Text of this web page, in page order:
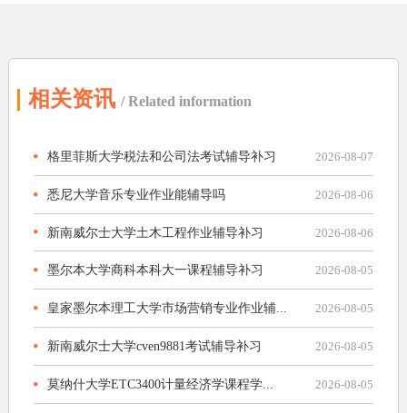
相关资讯 / Related information
格里菲斯大学税法和公司法考试辅导补习 2026-08-07
悉尼大学音乐专业作业能辅导吗 2026-08-06
新南威尔士大学土木工程作业辅导补习 2026-08-06
墨尔本大学商科本科大一课程辅导补习 2026-08-05
皇家墨尔本理工大学市场营销专业作业辅... 2026-08-05
新南威尔士大学cven9881考试辅导补习 2026-08-05
莫纳什大学ETC3400计量经济学课程学... 2026-08-05